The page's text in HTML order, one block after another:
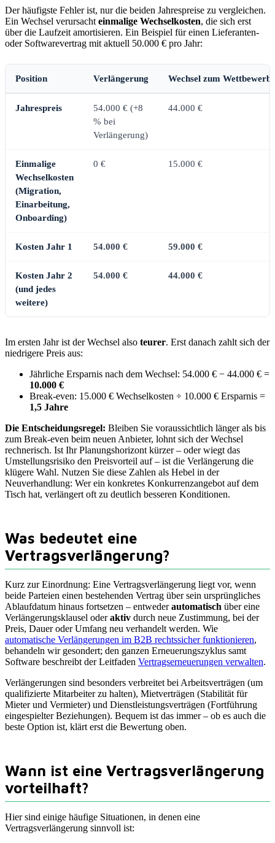
Der häufigste Fehler ist, nur die beiden Jahrespreise zu vergleichen.
Ein Wechsel verursacht einmalige Wechselkosten, die sich erst
über die Laufzeit amortisieren. Ein Beispiel für einen Lieferanten-
oder Softwarevertrag mit aktuell 50.000 € pro Jahr:
Position Verlängerung Wechsel zum
Jahrespreis
54.000 € (+8
% bei
Verlängerung)
44.000 €
Einmalige
Wechselkosten
(Migration,
Einarbeitung,
Onboarding)
0 € 15.000 €
Kosten Jahr 1 54.000 € 59.000 €
Kosten Jahr 2
(und jedes
weitere)
54.000 € 44.000 €
Im ersten Jahr ist der Wechsel also teurer. Erst danach zahlt sich der
niedrigere Preis aus:
Jährliche Ersparnis nach dem Wechsel: 54.000 € − 44.000 € =
10.000 €
Break-even: 15.000 € Wechselkosten ÷ 10.000 € Ersparnis =
1,5 Jahre
Die Entscheidungsregel: Bleiben Sie voraussichtlich länger als bis
zum Break-even beim neuen Anbieter, lohnt sich der Wechsel
rechnerisch. Ist Ihr Planungshorizont kürzer – oder wiegt das
Umstellungsrisiko den Preisvorteil auf – ist die Verlängerung die
klügere Wahl. Nutzen Sie diese Zahlen als Hebel in der
Neuverhandlung: Wer ein konkretes Konkurrenzangebot auf dem
Tisch hat, verlängert oft zu deutlich besseren Konditionen.
Was bedeutet eine
Vertragsverlängerung?
Kurz zur Einordnung: Eine Vertragsverlängerung liegt vor, wenn
beide Parteien einen bestehenden Vertrag über sein ursprüngliches
Ablaufdatum hinaus fortsetzen – entwederautomatisch über eine
Verlängerungsklausel oderaktiv durch neue Zustimmung, bei der
Preis, Dauer oder Umfang neu verhandelt werden. Wie
automatische Verlängerungen im B2B rechtssicher funktionieren,
behandeln wir gesondert; den ganzen Erneuerungszyklus samt
Software beschreibt der Leitfaden Vertragserneuerungen verwalten.
Verlängerungen sind besonders verbreitet bei Arbeitsverträgen (um
qualifizierte Mitarbeiter zu halten), Mietverträgen (Stabilität für
Mieter und Vermieter) und Dienstleistungsverträgen (Fortführung
eingespielter Beziehungen). Bequem ist das immer – ob es auch die
beste Option ist, klärt erst die Bewertung oben.
Wann ist eine Vertragsverlängerung
vorteilhaft?
Hier sind einige häufige Situationen, in denen eine
Vertragsverlängerung sinnvoll ist: